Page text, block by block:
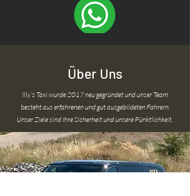
Über Uns
Illy´s Taxi wurde 2017 neu gegründet und unser Team
besteht aus erfahrenen und gut ausgebildeten Fahrern.
Unser Ziele sind Ihre Sicherheit und unsere Pünktlichkeit.